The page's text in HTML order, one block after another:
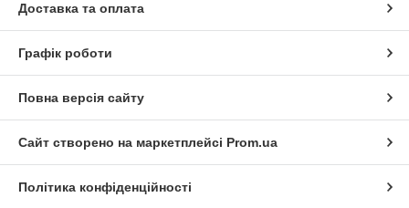
Доставка та оплата
Графік роботи
Повна версія сайту
Сайт створено на маркетплейсі Prom.ua
Політика конфіденційності